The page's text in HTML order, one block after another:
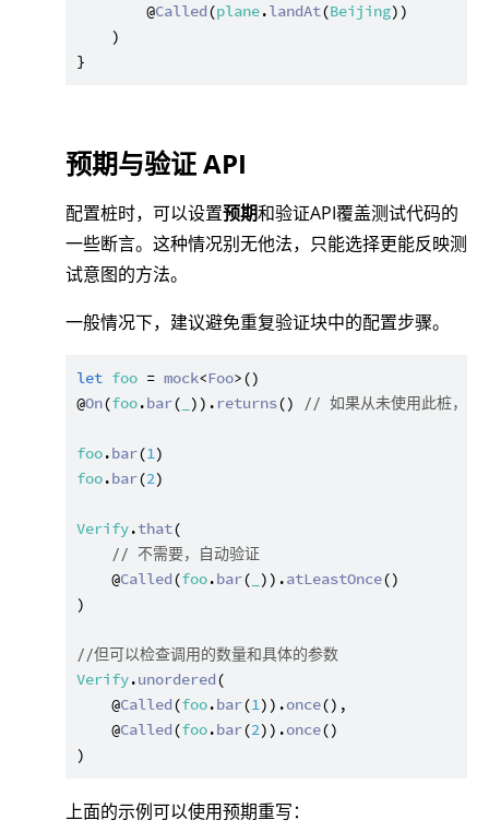
        @
Called(plane.landAt(Beijing))
    )
预期与验证 API
配置桩时，可以设置预期和验证API覆盖测试代码的
一些断言。这种情况别无他法，只能选择更能反映测
试意图的方法。
一般情况下，建议避免重复验证块中的配置步骤。
let foo = mock<Foo>()
@On(foo.bar( )). returns() // 如果从未使用此桩，测
foo.bar(1
foo.bar(2)
Verify.that(
// 不需要，自动验证
    @
Called(foo.bar( )).atLeastOnce()
)
//但可以检查调用的数量和具体的参数
Verify.unordered(
    @
Called(foo.bar(1)).once(),
    @
Called(foo.bar(2)).once()
上面的示例可以使用预期重写：